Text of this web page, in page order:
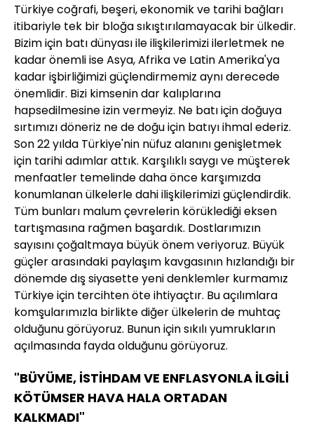
Türkiye coğrafi, beşeri, ekonomik ve tarihi bağları
itibariyle tek bir bloğa sıkıştırılamayacak bir ülkedir.
Bizim için batı dünyası ile ilişkilerimizi ilerletmek ne
kadar önemli ise Asya, Afrika ve Latin Amerika'ya
kadar işbirliğimizi güçlendirmemiz aynı derecede
önemlidir. Bizi kimsenin dar kalıplarına
hapsedilmesine izin vermeyiz. Ne batı için doğuya
sırtımızı döneriz ne de doğu için batıyı ihmal ederiz.
Son 22 yılda Türkiye'nin nüfuz alanını genişletmek
için tarihi adımlar attık. Karşılıklı saygı ve müşterek
menfaatler temelinde daha önce karşımızda
konumlanan ülkelerle dahi ilişkilerimizi güçlendirdik.
Tüm bunları malum çevrelerin körüklediği eksen
tartışmasına rağmen başardık. Dostlarımızın
sayısını çoğaltmaya büyük önem veriyoruz. Büyük
güçler arasındaki paylaşım kavgasının hızlandığı bir
dönemde dış siyasette yeni denklemler kurmamız
Türkiye için tercihten öte ihtiyaçtır. Bu açılımlara
komşularımızla birlikte diğer ülkelerin de muhtaç
olduğunu görüyoruz. Bunun için sıkılı yumrukların
açılmasında fayda olduğunu görüyoruz.
"BÜYÜME, İSTİHDAM VE ENFLASYONLA İLGİLİ
KÖTÜMSER HAVA HALA ORTADAN
KALKMADI"